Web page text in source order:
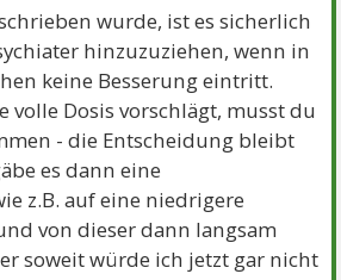
wurde, ist es sicherlich
hinzuzuziehen, wenn in
keine Besserung eintritt.
volle Dosis vorschlägt, musst du
- die Entscheidung bleibt
es dann eine
z.B. auf eine niedrigere
von dieser dann langsam
soweit würde ich jetzt gar nicht